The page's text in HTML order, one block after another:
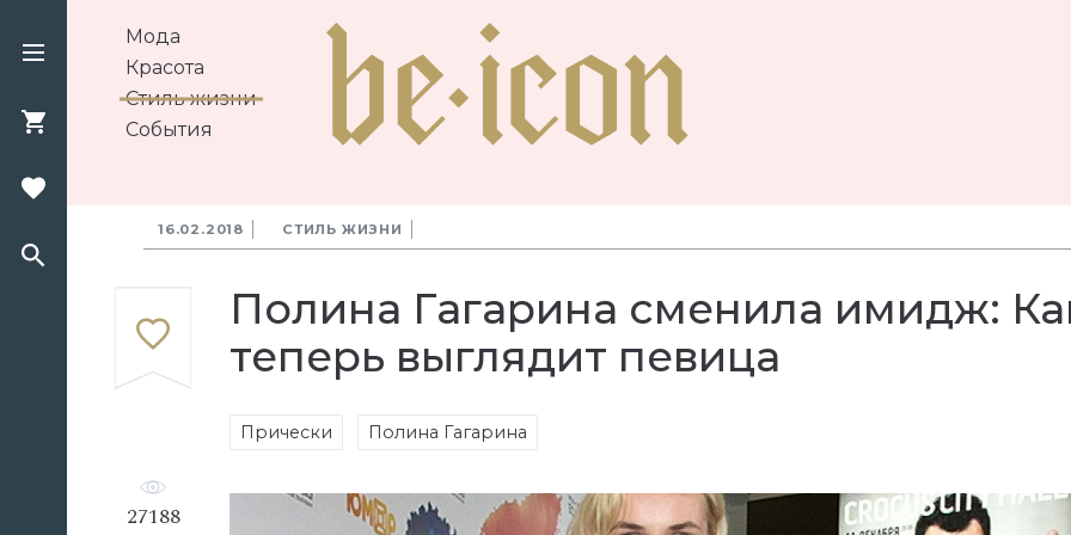
Мода
Красота
Стиль жизни
События
16.02.2018 СТИЛЬ ЖИЗНИ
Полина Гагарина сменила имидж:
теперь выглядит певица
Прически Полина Гагарина
27188